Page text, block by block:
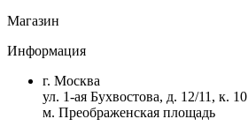
Магазин
Информация
г. Москва
ул. 1-ая Бухвостова, д. 12/11, к. 10
м. Преображенская площадь